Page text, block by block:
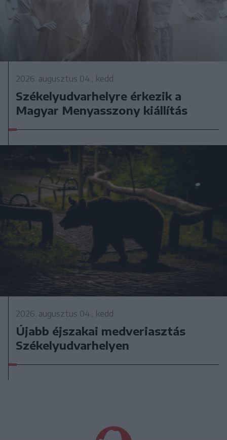
2026. augusztus 04., kedd
Székelyudvarhelyre érkezik a
Magyar Menyasszony kiállítás
2026. augusztus 04., kedd
Újabb éjszakai medveriasztás
Székelyudvarhelyen